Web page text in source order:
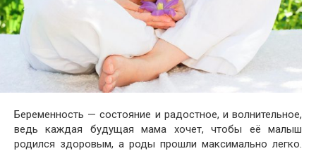
Беременность — состояние и радостное, и волнительное,
ведь каждая будущая мама хочет, чтобы её малыш
родился здоровым, а роды прошли максимально легко.